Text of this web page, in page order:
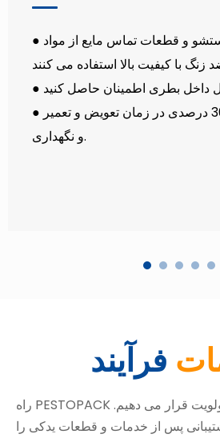
● تمام سرهای شستشو و قطعات تماس مایع از مواد
● زمان بهینه: کاهش 30 درصدی در زمان تعویض و تعمیر
و نگهداری.
فرآیند
ما مشتریان خود را در اولویت قرار می دهیم. PESTOPACK راه
پس از خدمات و قطعات یدکی را